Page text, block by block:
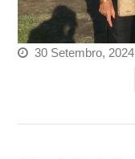
30 Setembro, 2024